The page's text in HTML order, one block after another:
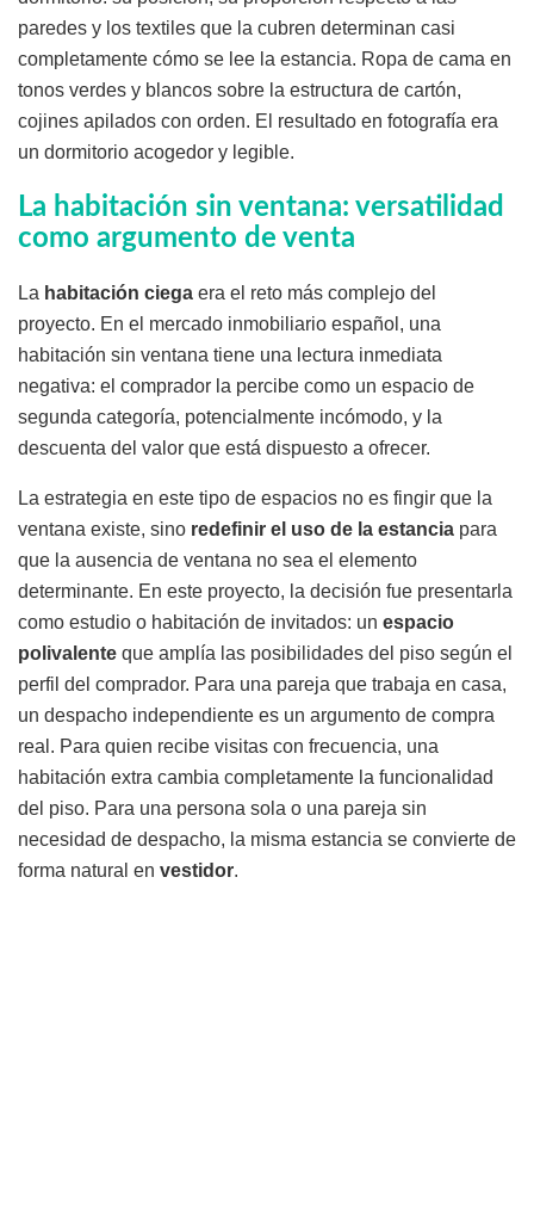
paredes y los textiles que la cubren determinan casi
completamente cómo se lee la estancia. Ropa de cama en
tonos verdes y blancos sobre la estructura de cartón,
cojines apilados con orden. El resultado en fotografía era
un dormitorio acogedor y legible.
La habitación sin ventana: versatilidad
como argumento de venta
La habitación ciega era el reto más complejo del
proyecto. En el mercado inmobiliario español, una
habitación sin ventana tiene una lectura inmediata
negativa: el comprador la percibe como un espacio de
segunda categoría, potencialmente incómodo, y la
descuenta del valor que está dispuesto a ofrecer.
La estrategia en este tipo de espacios no es fingir que la
ventana existe, sino redefinir el uso de la estancia para
que la ausencia de ventana no sea el elemento
determinante. En este proyecto, la decisión fue presentarla
como estudio o habitación de invitados: un espacio
polivalente que amplía las posibilidades del piso según el
perfil del comprador. Para una pareja que trabaja en casa,
un despacho independiente es un argumento de compra
real. Para quien recibe visitas con frecuencia, una
habitación extra cambia completamente la funcionalidad
del piso. Para una persona sola o una pareja sin
necesidad de despacho, la misma estancia se convierte de
forma natural en vestidor.